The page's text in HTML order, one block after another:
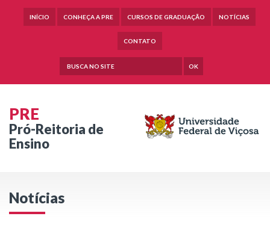
INÍCIO CONHEÇA A PRE CURSOS DE GRADUAÇÃO NOTÍCIAS
CONTATO
OK
PRE
Pró-Reitoria de
Ensino
Notícias